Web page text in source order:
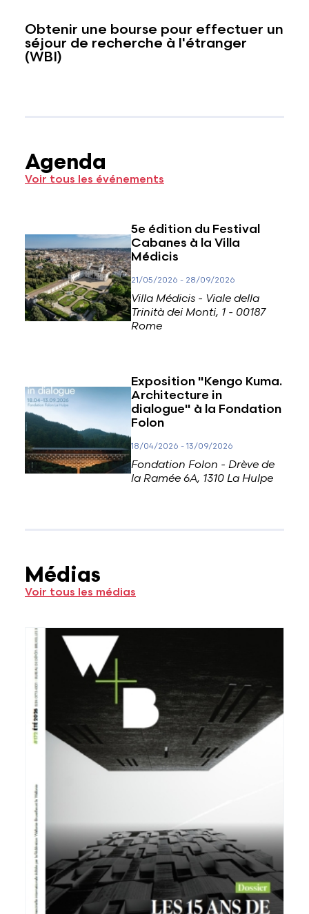
Obtenir une bourse pour effectuer un
séjour de recherche à l'étranger
(WBI)
Agenda
Voir tous les événements
5e édition du Festival
Cabanes à la Villa
Médicis
21/05/2026 - 28/09/2026
Villa Médicis - Viale della
Trinità dei Monti, 1 - 00187
Rome
Exposition "Kengo Kuma.
Architecture in
dialogue" à la Fondation
Folon
18/04/2026 -13/09/2026
Fondation Folon - Drève de
la Ramée 6A, 1310 La Hulpe
Médias
Voir tous les médias
Voir plus